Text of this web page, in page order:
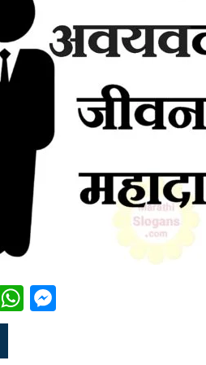
WhatsApp